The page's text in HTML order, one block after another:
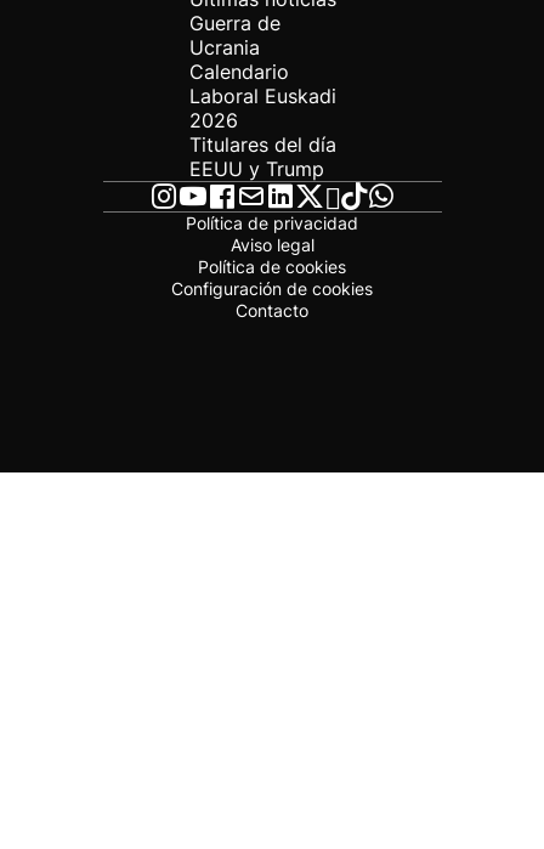
Guerra de
Ucrania
Calendario
Laboral Euskadi
2026
Titulares del día
EEUU y Trump
Política de privacidad
Aviso legal
Política de cookies
Configuración de cookies
Contacto